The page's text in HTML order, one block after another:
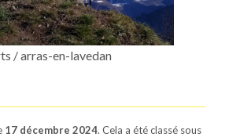
/ arras-en-lavedan
17 décembre 2024. Cela a été classé sous